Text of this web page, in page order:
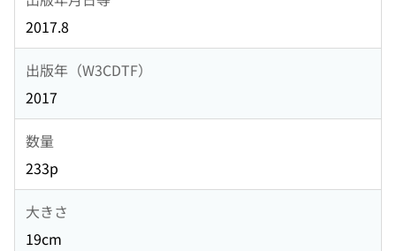
2017.8
出版年（W3CDTF）
2017
数量
233p
大きさ
19cm